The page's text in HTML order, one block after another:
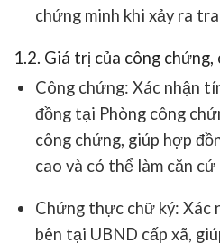
chứng minh khi xảy ra
1.2. Giá trị của công
Công chứng: Xác nhận
đồng tại Phòng công
công chứng, giúp hợp
cao và có thể làm căn
Chứng thực chữ ký: Xác
bên tại UBND cấp xã,